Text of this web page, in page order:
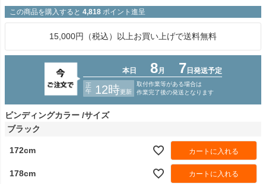
この商品を購入すると 4,818 ポイント進呈
15,000円（税込）以上お買い上げで送料無料
ビンディングカラー サイズ
ブラック
172cm カートに入れる
178cm カートに入れる